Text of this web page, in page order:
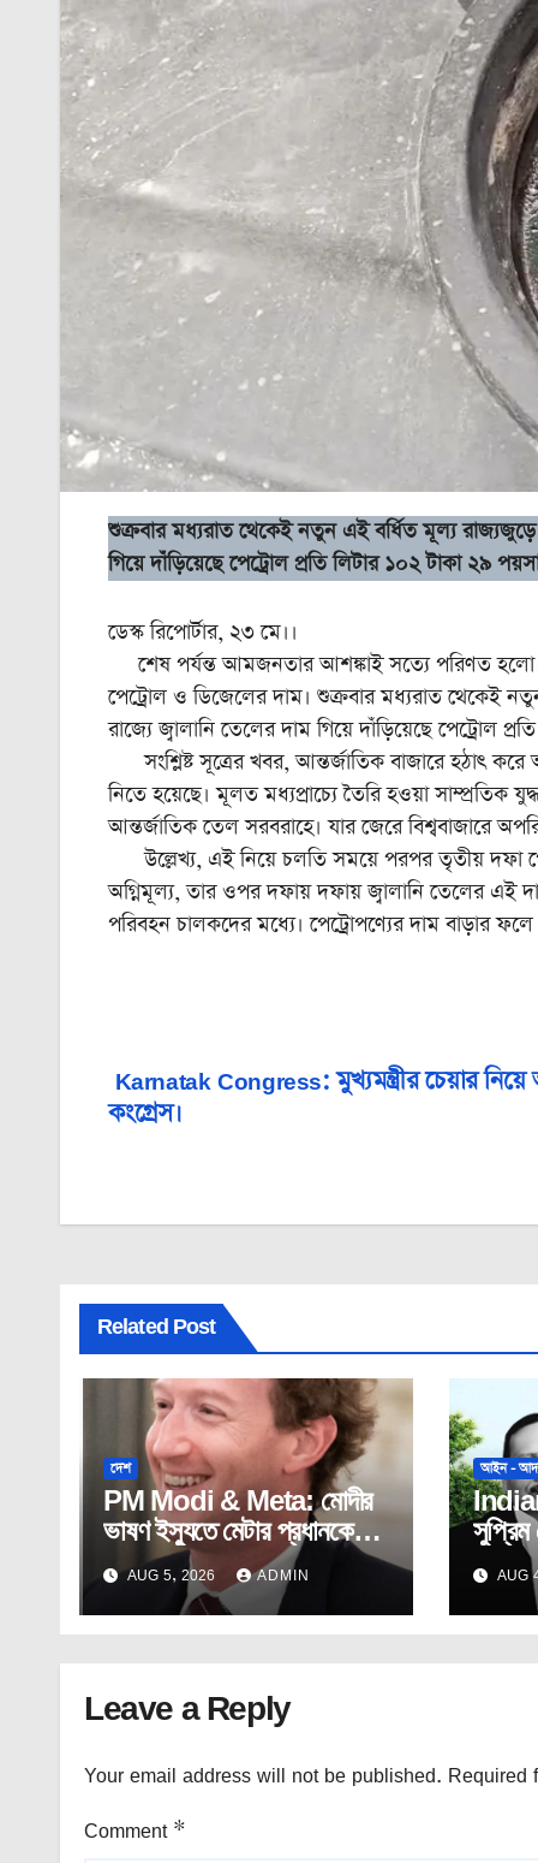
শুক্রবার মধ্যরাত থেকেই নতুন এই বর্ধিত মূল্য রাজ্যজুড়ে
গিয়ে দাঁড়িয়েছে পেট্রোল প্রতি লিটার ১০২ টাকা ২৯
ডেস্ক রিপোর্টার, ২৩ মে।।
শেষ পর্যন্ত আমজনতার আশঙ্কাই সত্যে পরিণত
পেট্রোল ও ডিজেলের দাম। শুক্রবার মধ্যরাত থেকেই
রাজ্যে জ্বালানি তেলের দাম গিয়ে দাঁড়িয়েছে পেট্রোল
সংশ্লিষ্ট সূত্রের খবর, আন্তর্জাতিক বাজারে হঠাৎ
নিতে হয়েছে। মূলত মধ্যপ্রাচ্যে তৈরি হওয়া সাম্প্রতিক
আন্তর্জাতিক তেল সরবরাহে। যার জেরে বিশ্ববাজারে
উল্লেখ্য, এই নিয়ে চলতি সময়ে পরপর তৃতীয় দফা
অগ্নিমূল্য, তার ওপর দফায় দফায় জ্বালানি তেলের এই
পরিবহন চালকদের মধ্যে। পেট্রোপণ্যের দাম বাড়ার
Post
navigation
Karnatak Congress: মুখ্যমন্ত্রীর চেয়ার নিয়ে
কংগ্রেস।
Related Post
দেশ
PM Modi & Meta: মোদীর
ভাষণ ইস্যুতে মেটার প্রধানকে
ক্ষমা চাওয়ার দাবি সংসদীয়
প্যানেলের।
AUG 5, 2026 ADMIN
আইন -
সুপ্রিম
তুললেন
AUG
Leave a Reply
Your email address will not be published. Required
Comment *